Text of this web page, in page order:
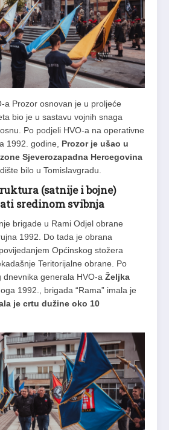
a Prozor osnovan je u proljeće
bio je u sastavu vojnih snaga
Po podjeli HVO-a na operativne
1992. godine, Prozor je ušao u
Sjeverozapadna Hercegovina
bilo u Tomislavgradu.
(satnije i bojne)
sredinom svibnja
brigade u Rami Odjel obrane
1992. Do tada je obrana
Općinskog stožera
Teritorijalne obrane. Po
dnevnika generala HVO-a Željka
1992., brigada “Rama” imala je
je crtu dužine oko 10